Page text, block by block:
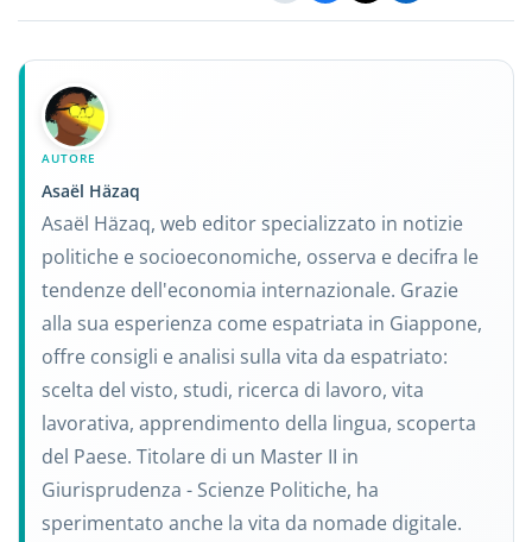
AUTORE
Asaël Häzaq
Asaël Häzaq, web editor specializzato in notizie
politiche e socioeconomiche, osserva e decifra le
tendenze dell'economia internazionale. Grazie
alla sua esperienza come espatriata in Giappone,
offre consigli e analisi sulla vita da espatriato:
scelta del visto, studi, ricerca di lavoro, vita
lavorativa, apprendimento della lingua, scoperta
del Paese. Titolare di un Master II in
Giurisprudenza - Scienze Politiche, ha
sperimentato anche la vita da nomade digitale.